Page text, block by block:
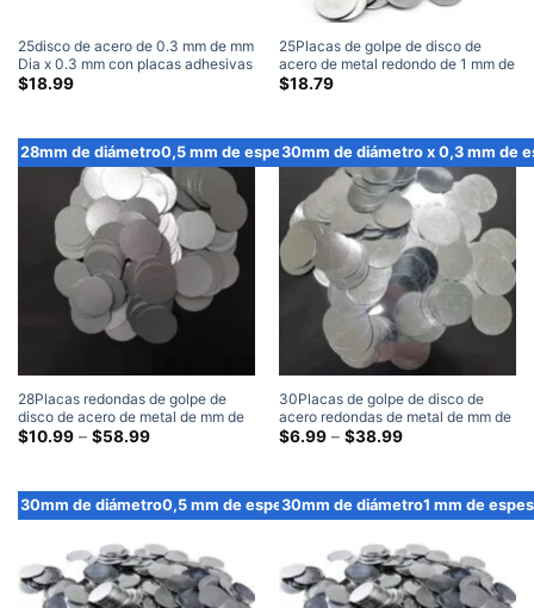
25disco de acero de 0.3 mm de mm
Dia x 0.3 mm con placas adhesivas
de metal redonda adhesiva de
$18.99
25Placas de golpe de disco de
acero de metal redondo de 1 mm de
diámetro x 1 mm de espesor (300
$18.79
28mm de diámetro0,5 mm de espesor
28Placas redondas de golpe de
disco de acero de metal de mm de
diámetro x 0,5 mm de espesor
$10.99 – $58.99Gama
a
través
$58.99
30mm de diámetro x 0,3 mm de
30Placas de golpe de disco de
acero redondas de metal de mm de
diámetro x 0,3 mm de espesor
$6.99 – $38.99Gama
a
través
$38.99
30mm de diámetro0,5 mm de espesor30mm de diámetro1 mm de